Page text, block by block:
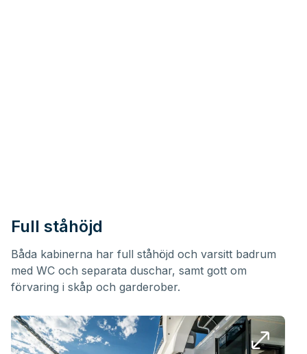
Full ståhöjd
Båda kabinerna har full ståhöjd och varsitt badrum
med WC och separata duschar, samt gott om
förvaring i skåp och garderober.